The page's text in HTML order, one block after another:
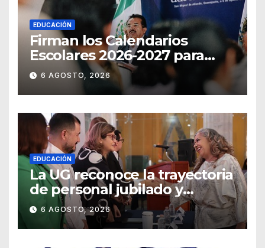
EDUCACIÓN
Firman los Calendarios
Escolares 2026-2027 para
Guanajuato
6 AGOSTO, 2026
EDUCACIÓN
La UG reconoce la trayectoria
de personal jubilado y
agradece su legado
6 AGOSTO, 2026